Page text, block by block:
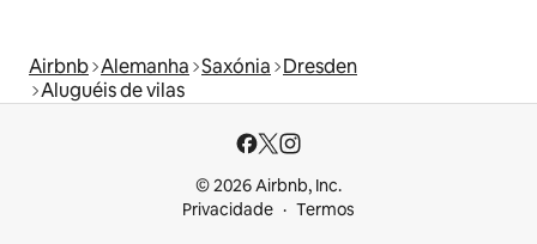
Airbnb Alemanha Saxónia Dresden
Aluguéis de vilas
© 2026 Airbnb, Inc.
Privacidade
Termos